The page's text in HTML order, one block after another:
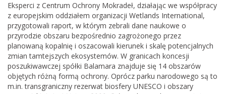
Eksperci z Centrum Ochrony Mokradeł, działając we współpracy
z europejskim oddziałem organizacji Wetlands International,
przygotowali raport, w którym zebrali dane naukowe o
przyrodzie obszaru bezpośrednio zagrożonego przez
planowaną kopalnię i oszacowali kierunek i skalę potencjalnych
zmian tamtejszych ekosystemów. W granicach koncesji
poszukiwawczej spółki Balamara znajduje się 14 obszarów
objętych różną formą ochrony. Oprócz parku narodowego są to
m.in. transgraniczny rezerwat biosfery UNESCO i obszary